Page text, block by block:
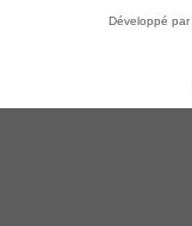
Développé par